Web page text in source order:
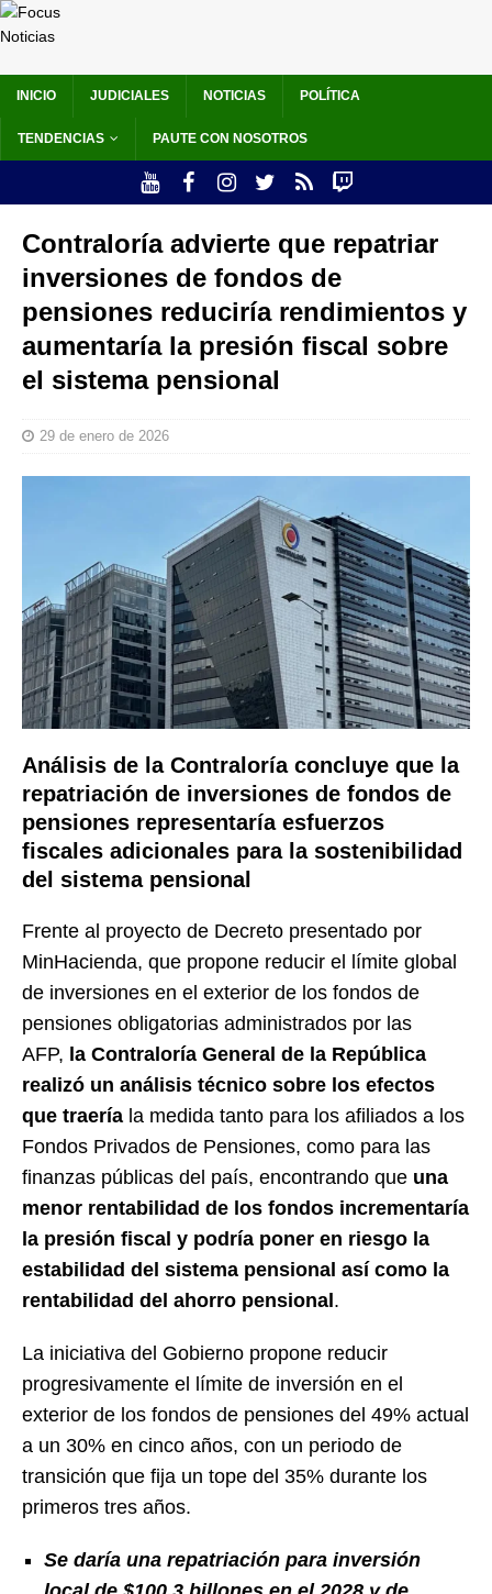
INICIO JUDICIALES NOTICIAS POLÍTICA
TENDENCIAS PAUTE CON NOSOTROS
Contraloría advierte que repatriar
inversiones de fondos de
pensiones reduciría rendimientos y
aumentaría la presión fiscal sobre
el sistema pensional
29 de enero de 2026
Análisis de la Contraloría concluye que la
repatriación de inversiones de fondos de
pensiones representaría esfuerzos
fiscales adicionales para la sostenibilidad
del sistema pensional
Frente al proyecto de Decreto presentado por
MinHacienda, que propone reducir el límite global
de inversiones en el exterior de los fondos de
pensiones obligatorias administrados por las
AFP, la Contraloría General de la República
realizó un análisis técnico sobre los efectos
que traería la medida tanto para los afiliados a los
Fondos Privados de Pensiones, como para las
finanzas públicas del país, encontrando que una
menor rentabilidad de los fondos incrementaría
la presión fiscal y podría poner en riesgo la
estabilidad del sistema pensional así como la
rentabilidad del ahorro pensional.
La iniciativa del Gobierno propone reducir
progresivamente el límite de inversión en el
exterior de los fondos de pensiones del 49% actual
a un 30% en cinco años, con un periodo de
transición que fija un tope del 35% durante los
primeros tres años.
Se daría una repatriación para inversión